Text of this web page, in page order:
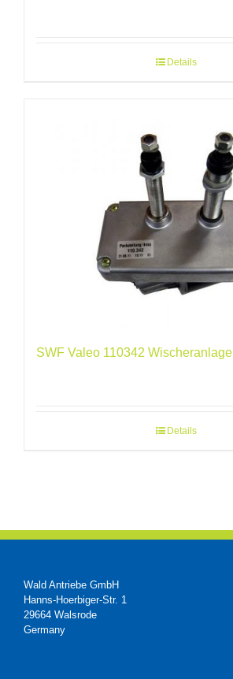
Details
SWF Valeo 110342 Wischeranlage
Details
Wald Antriebe GmbH
Hanns-Hoerbiger-Str. 1
29664 Walsrode
Germany